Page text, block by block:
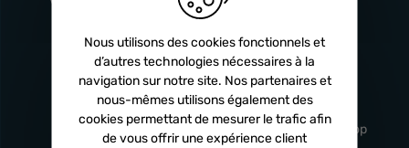
Livraison
rapide
Sous 24h à 48h
Service client
professionnel
De 8h à 17h Non-stop
Nous utilisons des cookies fonctionnels et
d’autres technologies nécessaires à la
navigation sur notre site. Nos partenaires et
nous-mêmes utilisons également des
cookies permettant de mesurer le trafic afin
de vous offrir une expérience client